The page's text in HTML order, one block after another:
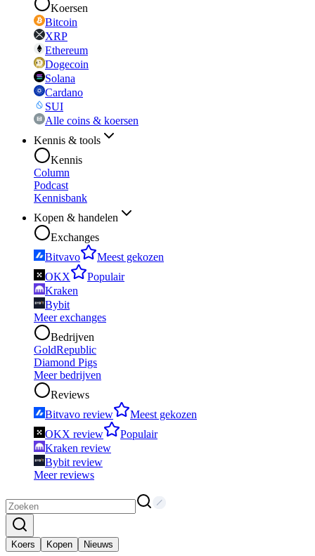
Koersen
Bitcoin
XRP
Ethereum
Dogecoin
Solana
Cardano
SUI
Alle coins & koersen
Kennis & tools
Kennis
Column
Podcast
Kennisbank
Kopen & handelen
Exchanges
Bitvavo
Meest gekozen
OKX
Populair
Kraken
Bybit
Meer exchanges
Bedrijven
GoldRepublic
Diamond Pigs
Meer bedrijven
Reviews
Bitvavo review
Meest gekozen
OKX review
Populair
Kraken review
Bybit review
Meer reviews
Koers Kopen Nieuws